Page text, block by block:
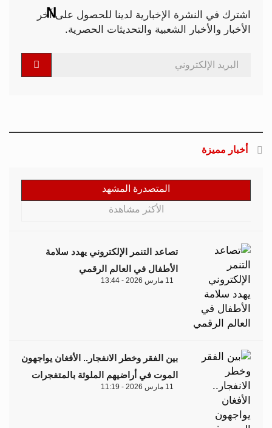
اشترك في النشرة الإخبارية لدينا للحصول على آخر
الأخبار والأخبار الشعبية والتحديثات الحصرية.
أخبار مميزة
المتصدرة المشهد
الأكثر مشاهدة
تصاعد التنمر الإلكتروني يهدد سلامة
الأطفال في العالم الرقمي
11 مارس 2026 - 13:44
بين الفقر وخطر الانفجار.. الأفغان يواجهون
الموت في أراضيهم الملوثة بالمتفجرات
11 مارس 2026 - 11:19